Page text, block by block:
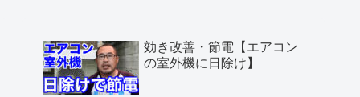
効き改善・節電【エアコン
の室外機に日除け】